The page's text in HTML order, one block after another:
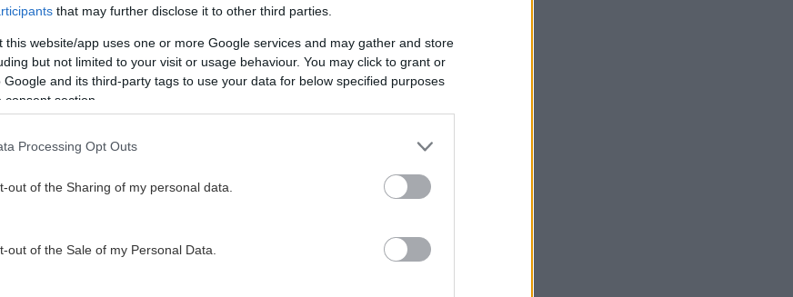
that may further disclose it to other third parties.
this website/app uses one or more Google services and may gather and store
but not limited to your visit or usage behaviour. You may click to grant or
Google and its third-party tags to use your data for below specified purposes
section.
Processing Opt Outs
out of the Sharing of my personal data.
out of the Sale of my Personal Data.